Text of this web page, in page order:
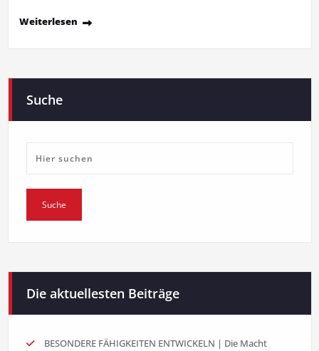
Weiterlesen
Suche
Die aktuellesten Beiträge
BESONDERE FÄHIGKEITEN ENTWICKELN | Die Macht